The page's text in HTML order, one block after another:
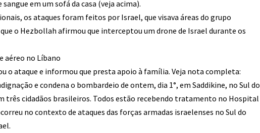
em um sofá da casa (veja acima).
os ataques foram feitos por Israel, que visava áreas do grupo
o Hezbollah afirmou que interceptou um drone de Israel durante os
aéreo no Líbano
o ataque e informou que presta apoio à família. Veja nota completa:
e condena o bombardeio de ontem, dia 1°, em Saddikine, no Sul do
três cidadãos brasileiros. Todos estão recebendo tratamento no Hospital
no contexto de ataques das forças armadas israelenses no Sul do